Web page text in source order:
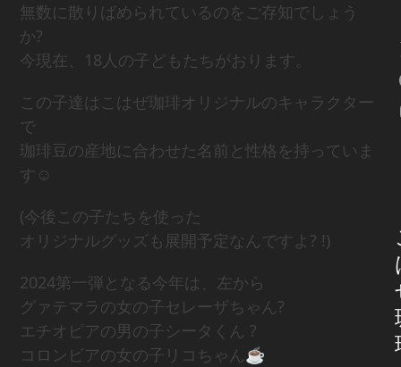
無数に散りばめられているのをご存知でしょう
か?
今現在、18人の子どもたちがおります。
この子達はこはぜ珈琲オリジナルのキャラクター
で
珈琲豆の産地に合わせた名前と性格を持っていま
す☺
(今後この子たちを使った
オリジナルグッズも展開予定なんですよ? !)
2024第一弾となる今年は、左から
グァテマラの女の子セレーザちゃん?
エチオピアの男の子シータくん ?
コロンビアの女の子リコちゃん☕️